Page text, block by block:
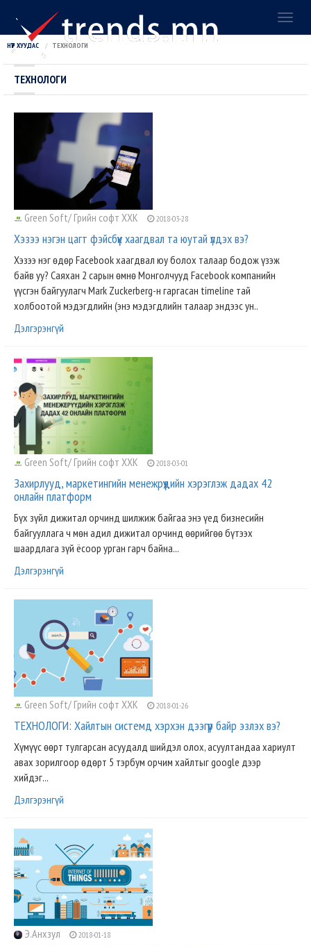
НҮҮР ХУУДАС ТЕХНОЛОГИ
ТЕХНОЛОГИ
Green Soft/ Грийн софт ХХК 2018-03-28
Хэзээ нэгэн цагт фэйсбүүк хаагдвал та юутай үлдэх вэ?
Хэзээ нэг өдөр Facebook хаагдвал юу болох талаар бодож үзэж
байв уу? Саяхан 2 сарын өмнө Монголчууд Facebook компанийн
үүсгэн байгуулагч Mark Zuckerberg-н гаргасан timeline тай
холбоотой мэдэгдлийн (энэ мэдэгдлийн талаар эндээс ун..
Дэлгэрэнгүй
Green Soft/ Грийн софт ХХК 2018-03-01
Захирлууд, маркетингийн менежрүүдийн хэрэглэж дадах 42
онлайн платформ
Бүх зүйл дижитал орчинд шилжиж байгаа энэ үед бизнесийн
байгууллага ч мөн адил дижитал орчинд өөрийгөө бүтээх
шаардлага зүй ёсоор урган гарч байна...
Дэлгэрэнгүй
Green Soft/ Грийн софт ХХК 2018-01-26
ТЕХНОЛОГИ: Хайлтын системд хэрхэн дээгүүр байр эзлэх вэ?
Хүмүүс өөрт тулгарсан асуудалд шийдэл олох, асуултандаа хариулт
авах зорилгоор өдөрт 5 тэрбум орчим хайлтыг google дээр
хийдэг...
Дэлгэрэнгүй
Э.Анхзул 2018-01-18